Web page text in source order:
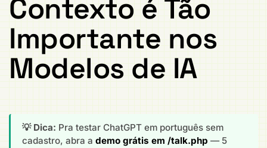
Contexto é Tão
Importante nos
Modelos de IA
💡 Dica: Pra testar ChatGPT em português sem
cadastro, abra ademo grátis em /talk.php — 5